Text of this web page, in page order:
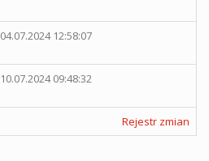
04.07.2024 12:58:07
10.07.2024 09:48:32
Rejestr zmian